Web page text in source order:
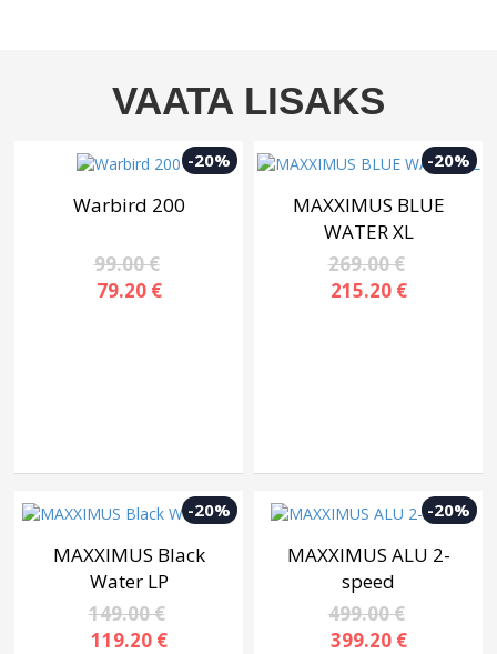
VAATA LISAKS
-20%
Warbird 200
99.00 €
79.20 €
-20%
MAXXIMUS BLUE
WATER XL
269.00 €
215.20 €
-20%
MAXXIMUS Black
Water LP
149.00 €
119.20 €
-20%
MAXXIMUS ALU 2-
speed
499.00 €
399.20 €